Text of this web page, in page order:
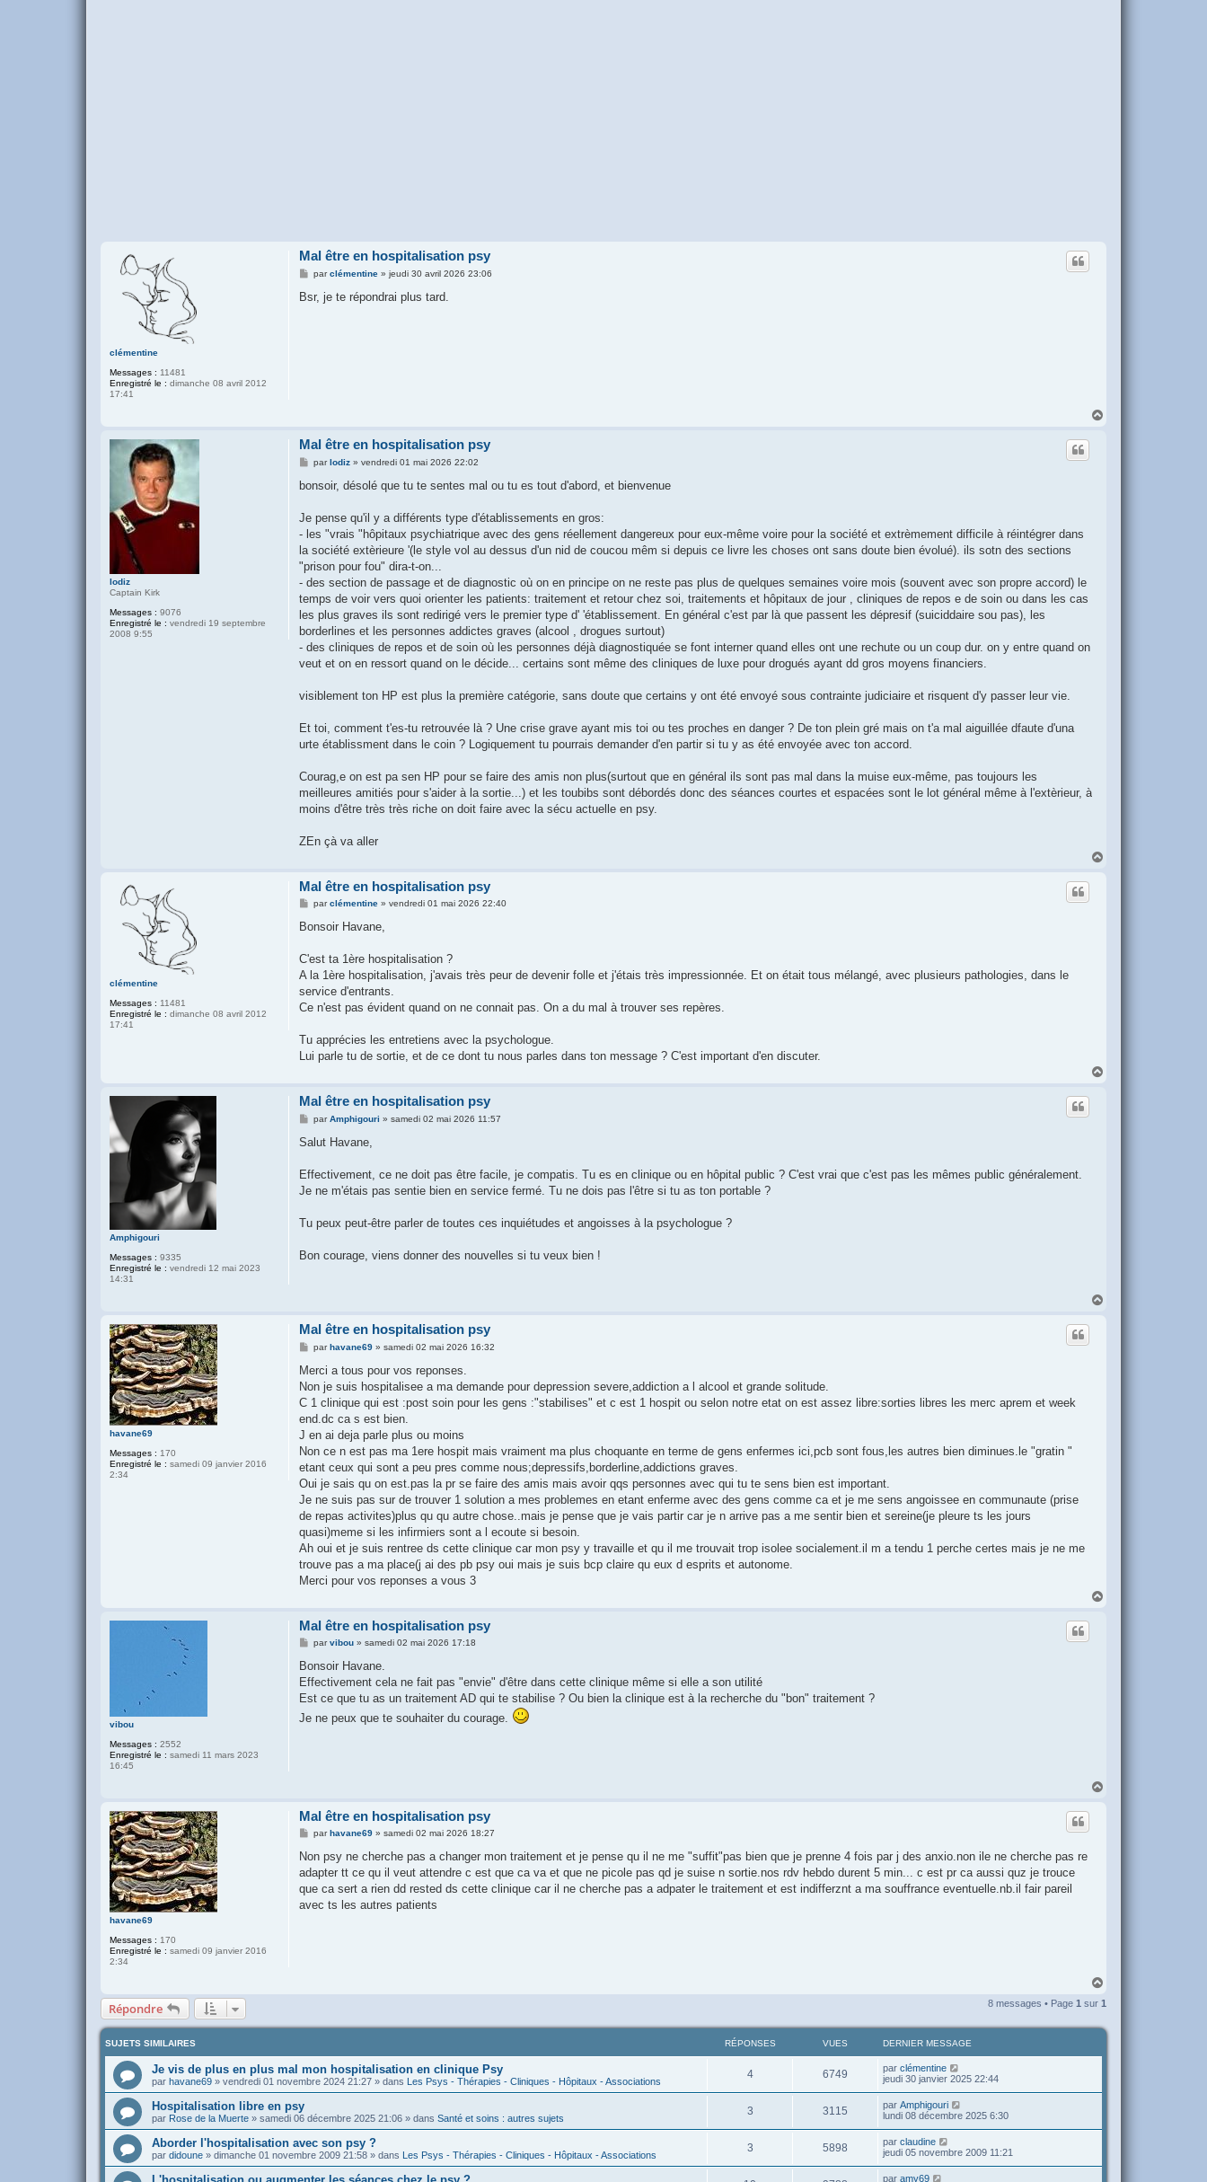
clémentine
Messages : 11481
Enregistré le : dimanche 08 avril 2012
17:41
Mal être en hospitalisation psy
M
s
parclémentine» jeudi 30 avril 2026 23:06
Bsr, je te répondrai plus tard.
lodiz
Captain Kirk
Messages : 9076
Enregistré le : vendredi 19 septembre
2008 9:55
Mal être en hospitalisation psy
M
s
g
parlodiz» vendredi 01 mai 2026 22:02
bonsoir, désolé que tu te sentes mal ou tu es tout d'abord, et bienvenue
Je pense qu'il y a différents type d'établissements en gros:
- les "vrais "hôpitaux psychiatrique avec des gens réellement dangereux pour eux-même voire pour la société et extrèmement difficile à réintégrer dans
la société extèrieure '(le style vol au dessus d'un nid de coucou mêm si depuis ce livre les choses ont sans doute bien évolué). ils sotn des sections
"prison pour fou" dira-t-on...
- des section de passage et de diagnostic où on en principe on ne reste pas plus de quelques semaines voire mois (souvent avec son propre accord) le
temps de voir vers quoi orienter les patients: traitement et retour chez soi, traitements et hôpitaux de jour , cliniques de repos e de soin ou dans les cas
les plus graves ils sont redirigé vers le premier type d' 'établissement. En général c'est par là que passent les dépresif (suiciddaire sou pas), les
borderlines et les personnes addictes graves (alcool , drogues surtout)
- des cliniques de repos et de soin où les personnes déjà diagnostiquée se font interner quand elles ont une rechute ou un coup dur. on y entre quand on
veut et on en ressort quand on le décide... certains sont même des cliniques de luxe pour drogués ayant dd gros moyens financiers.
visiblement ton HP est plus la première catégorie, sans doute que certains y ont été envoyé sous contrainte judiciaire et risquent d'y passer leur vie.
Et toi, comment t'es-tu retrouvée là ? Une crise grave ayant mis toi ou tes proches en danger ? De ton plein gré mais on t'a mal aiguillée dfaute d'una
urte établissment dans le coin ? Logiquement tu pourrais demander d'en partir si tu y as été envoyée avec ton accord.
Courag,e on est pa sen HP pour se faire des amis non plus(surtout que en général ils sont pas mal dans la muise eux-même, pas toujours les
meilleures amitiés pour s'aider à la sortie...) et les toubibs sont débordés donc des séances courtes et espacées sont le lot général même à l'extèrieur, à
moins d'être très très riche on doit faire avec la sécu actuelle en psy.
ZEn çà va aller
clémentine
Messages : 11481
Enregistré le : dimanche 08 avril 2012
17:41
Mal être en hospitalisation psy
M
s
g
parclémentine» vendredi 01 mai 2026 22:40
Bonsoir Havane,
C'est ta 1ère hospitalisation ?
A la 1ère hospitalisation, j'avais très peur de devenir folle et j'étais très impressionnée. Et on était tous mélangé, avec plusieurs pathologies, dans le
service d'entrants.
Ce n'est pas évident quand on ne connait pas. On a du mal à trouver ses repères.
Tu apprécies les entretiens avec la psychologue.
Lui parle tu de sortie, et de ce dont tu nous parles dans ton message ? C'est important d'en discuter.
Amphigouri
Messages : 9335
Enregistré le : vendredi 12 mai 2023
14:31
Mal être en hospitalisation psy
M
s
g
parAmphigouri » samedi 02 mai 2026 11:57
Salut Havane,
Effectivement, ce ne doit pas être facile, je compatis. Tu es en clinique ou en hôpital public ? C'est vrai que c'est pas les mêmes public généralement.
Je ne m'étais pas sentie bien en service fermé. Tu ne dois pas l'être si tu as ton portable ?
Tu peux peut-être parler de toutes ces inquiétudes et angoisses à la psychologue ?
Bon courage, viens donner des nouvelles si tu veux bien !
havane69
Messages : 170
Enregistré le : samedi 09 janvier 2016
2:34
Mal être en hospitalisation psy
M
s
a
g
parhavane69» samedi 02 mai 2026 16:32
Merci a tous pour vos reponses.
Non je suis hospitalisee a ma demande pour depression severe,addiction a l alcool et grande solitude.
C 1 clinique qui est :post soin pour les gens :"stabilises" et c est 1 hospit ou selon notre etat on est assez libre:sorties libres les merc aprem et week
end.dc ca s est bien.
J en ai deja parle plus ou moins
Non ce n est pas ma 1ere hospit mais vraiment ma plus choquante en terme de gens enfermes ici,pcb sont fous,les autres bien diminues.le "gratin "
etant ceux qui sont a peu pres comme nous;depressifs,borderline,addictions graves.
Oui je sais qu on est.pas la pr se faire des amis mais avoir qqs personnes avec qui tu te sens bien est important.
Je ne suis pas sur de trouver 1 solution a mes problemes en etant enferme avec des gens comme ca et je me sens angoissee en communaute (prise
de repas activites)plus qu qu autre chose..mais je pense que je vais partir car je n arrive pas a me sentir bien et sereine(je pleure ts les jours
quasi)meme si les infirmiers sont a l ecoute si besoin.
Ah oui et je suis rentree ds cette clinique car mon psy y travaille et qu il me trouvait trop isolee socialement.il m a tendu 1 perche certes mais je ne me
trouve pas a ma place(j ai des pb psy oui mais je suis bcp claire qu eux d esprits et autonome.
Merci pour vos reponses a vous 3
vibou
Messages : 2552
Enregistré le : samedi 11 mars 2023
16:45
Mal être en hospitalisation psy
M
s
a
g
parvibou» samedi 02 mai 2026 17:18
Bonsoir Havane.
Effectivement cela ne fait pas "envie" d'être dans cette clinique même si elle a son utilité
Est ce que tu as un traitement AD qui te stabilise ? Ou bien la clinique est à la recherche du "bon" traitement ?
Je ne peux que te souhaiter du courage.
havane69
Messages : 170
Enregistré le : samedi 09 janvier 2016
2:34
Mal être en hospitalisation psy
M
s
a
g
parhavane69» samedi 02 mai 2026 18:27
Non psy ne cherche pas a changer mon traitement et je pense qu il ne me "suffit"pas bien que je prenne 4 fois par j des anxio.non ile ne cherche pas re
adapter tt ce qu il veut attendre c est que ca va et que ne picole pas qd je suise n sortie.nos rdv hebdo durent 5 min... c est pr ca aussi quz je trouce
que ca sert a rien dd rested ds cette clinique car il ne cherche pas a adpater le traitement et est indifferznt a ma souffrance eventuelle.nb.il fair pareil
avec ts les autres patients
u
Répondre 8 messages • Page 1 sur 1
SUJETS SIMILAIRES RÉPONSES VUES DERNIER MESSAGE
Je vis de plus en plus mal mon hospitalisation en clinique Psy
par havane69 » vendredi 01 novembre 2024 21:27 » dans Les Psys - Thérapies - Cliniques - Hôpitaux - Associations
4 6749 par clémentine
jeudi 30 janvier 2025 22:44
Hospitalisation libre en psy
par Rose de la Muerte » samedi 06 décembre 2025 21:06 » dans Santé et soins : autres sujets
3 3115 par Amphigouri
lundi 08 décembre 2025 6:30
Aborder l'hospitalisation avec son psy ?
par didoune » dimanche 01 novembre 2009 21:58 » dans Les Psys - Thérapies - Cliniques - Hôpitaux - Associations
3 5898 par claudine
jeudi 05 novembre 2009 11:21
par amy69